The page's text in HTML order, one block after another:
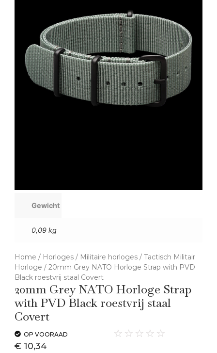
Gewicht
0,09 kg
Home / Horloges / Militaire horloges / Tactisch Militair
Horloge / 20mm Grey NATO Horloge Strap with PVD
Black roestvrij staal Covert
20mm Grey NATO Horloge Strap
with PVD Black roestvrij staal
Covert
OP VOORAAD ☆ ☆ ☆ ☆ ☆
€ 10,34